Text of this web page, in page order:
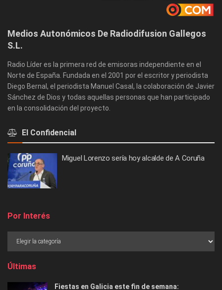
Medios Autonómicos De Radiodifusion Gallegos
S.L.
Radio Líder es la primera red de emisoras independiente en el
Norte de España. Fundada en el 2001 por el escritor y periodista
Diego Bernal, el periodista Manuel Casal, la colaboración de Javier
Sánchez de Dios y todas aquellas personas que han participado
en la consolidación del proyecto.
El Confidencial
Miguel Lorenzo sería hoy alcalde de A Coruña
Por Interés
Últimas
Fiestas en Galicia este fin de semana: